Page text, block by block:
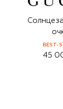
BEST-
45